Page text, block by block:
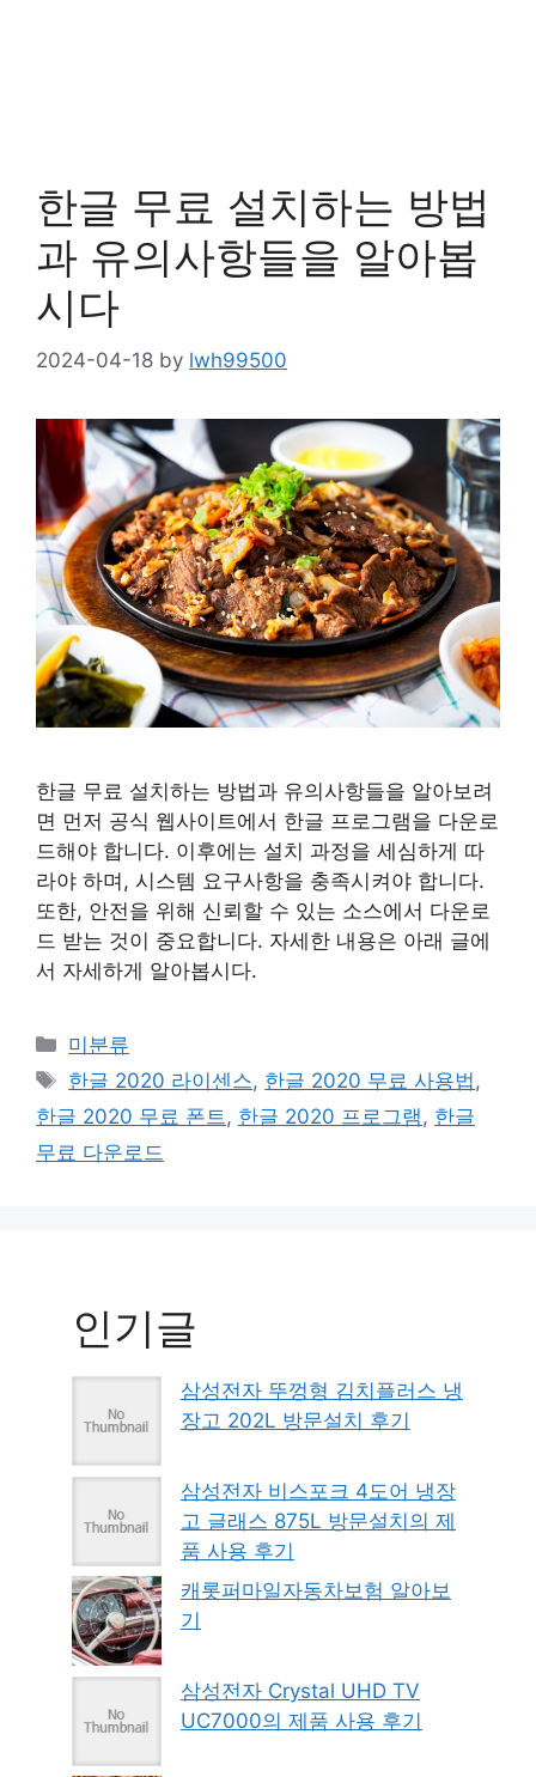
한글 무료 설치하는 방법
과 유의사항들을 알아봅
시다
2024-04-18 by lwh99500
한글 무료 설치하는 방법과 유의사항들을 알아보려
면 먼저 공식 웹사이트에서 한글 프로그램을 다운로
드해야 합니다. 이후에는 설치 과정을 세심하게 따
라야 하며, 시스템 요구사항을 충족시켜야 합니다.
또한, 안전을 위해 신뢰할 수 있는 소스에서 다운로
드 받는 것이 중요합니다. 자세한 내용은 아래 글에
서 자세하게 알아봅시다.
Categories
미분류
Tags
한글 2020 라이센스, 한글 2020 무료 사용법,
한글 2020 무료 폰트, 한글 2020 프로그램, 한글
무료 다운로드
인기글
삼성전자 뚜껑형 김치플러스 냉
장고 202L 방문설치 후기
삼성전자 비스포크 4도어 냉장
고 글래스 875L 방문설치의 제
품 사용 후기
캐롯퍼마일자동차보험 알아보
기
삼성전자 Crystal UHD TV
UC7000의 제품 사용 후기